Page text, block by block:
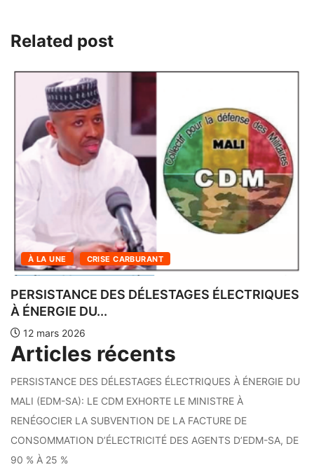
Related post
À LA UNE CRISE CARBURANT
PERSISTANCE DES DÉLESTAGES ÉLECTRIQUES
À ÉNERGIE DU...
12 mars 2026
Articles récents
PERSISTANCE DES DÉLESTAGES ÉLECTRIQUES À ÉNERGIE DU
MALI (EDM-SA): LE CDM EXHORTE LE MINISTRE À
RENÉGOCIER LA SUBVENTION DE LA FACTURE DE
CONSOMMATION D’ÉLECTRICITÉ DES AGENTS D’EDM-SA, DE
90 % À 25 %